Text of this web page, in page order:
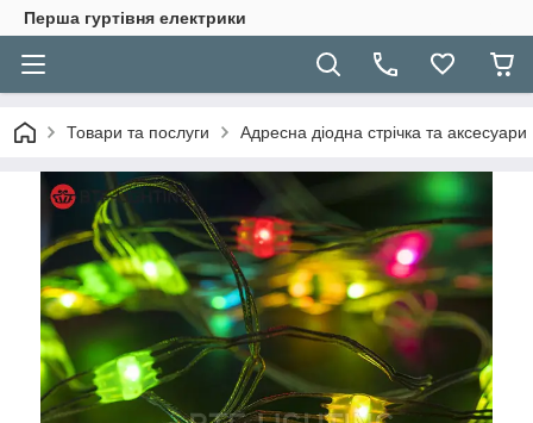
Перша гуртівня електрики
Товари та послуги Адресна діодна стрічка та аксесуари